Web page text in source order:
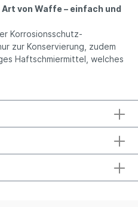
von Waffe – einfach und
Korrosionsschutz-
zur Konservierung, zudem
Haftschmiermittel, welches